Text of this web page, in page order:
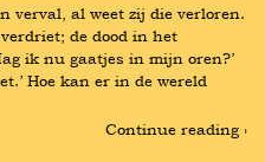
verval, al weet zij die verloren.
de dood in het
ik nu gaatjes in mijn oren?’
Hoe kan er in de wereld
Continue reading ›